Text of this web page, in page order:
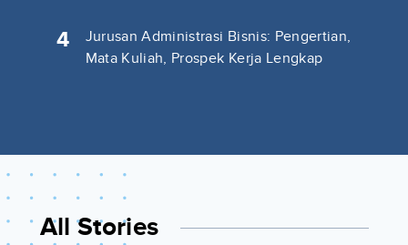
4
Jurusan Administrasi Bisnis: Pengertian,
Mata Kuliah, Prospek Kerja Lengkap
All Stories